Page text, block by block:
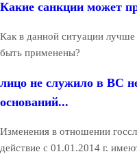
Какие санкции может
Как в данной ситуации
быть применены?
лицо не служило в ВС
оснований...
Изменения в отношении
действие с 01.01.2014 г.